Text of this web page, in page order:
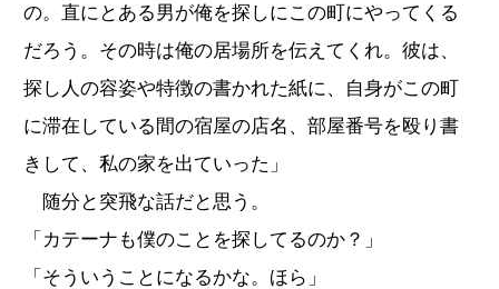
の。直にとある男が俺を探しにこの町にやってくる
だろう。その時は俺の居場所を伝えてくれ。彼は、
探し人の容姿や特徴の書かれた紙に、自身がこの町
に滞在している間の宿屋の店名、部屋番号を殴り書
きして、私の家を出ていった」
随分と突飛な話だと思う。
「カテーナも僕のことを探してるのか？」
「そういうことになるかな。ほら」